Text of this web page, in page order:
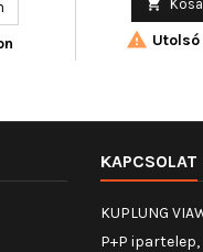


KAPCSOLAT
KUPLUNG
P+P ipartelep,